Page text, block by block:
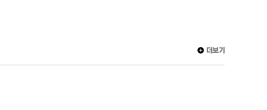
더보기